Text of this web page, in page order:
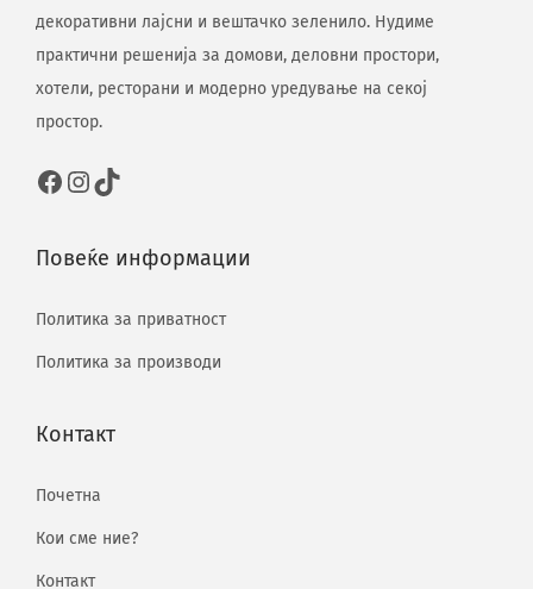
декоративни лајсни и вештачко зеленило. Нудиме
практични решенија за домови, деловни простори,
хотели, ресторани и модерно уредување на секој
простор.
Повеќе информации
Политика за приватност
Политика за производи
Контакт
Почетна
Кои сме ние?
Контакт